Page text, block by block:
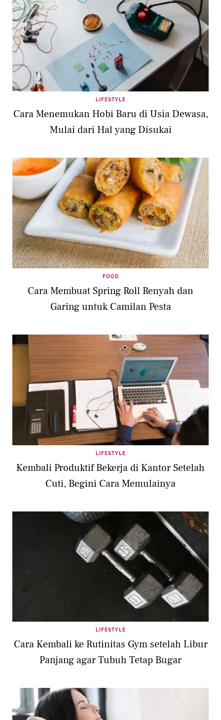
LIFESTYLE
Cara Menemukan Hobi Baru di Usia Dewasa,
Mulai dari Hal yang Disukai
FOOD
Cara Membuat Spring Roll Renyah dan
Garing untuk Camilan Pesta
LIFESTYLE
Kembali Produktif Bekerja di Kantor Setelah
Cuti, Begini Cara Memulainya
LIFESTYLE
Cara Kembali ke Rutinitas Gym setelah Libur
Panjang agar Tubuh Tetap Bugar